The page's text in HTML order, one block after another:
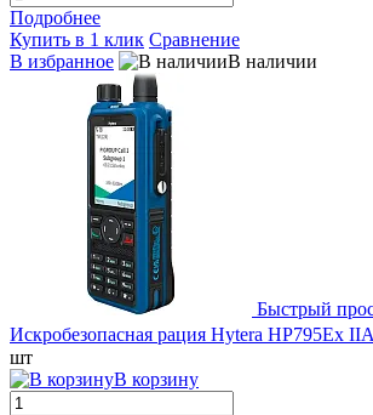
Подробнее
Купить в 1 клик Сравнение
В избранное
В наличии
Быстрый
Искробезопасная рация Hytera HP795Ex
шт
В корзину